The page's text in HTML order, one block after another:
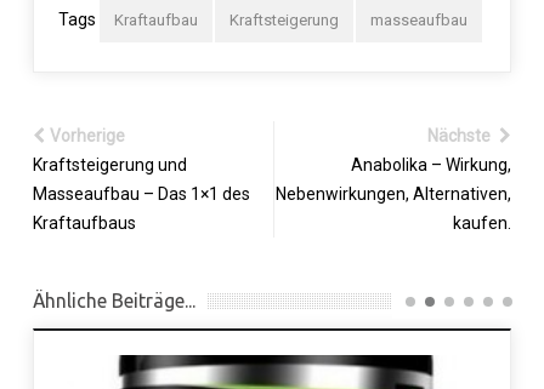
Tags Kraftaufbau Kraftsteigerung masseaufbau
Vorherige
Kraftsteigerung und
Masseaufbau – Das 1×1 des
Kraftaufbaus
Nächste
Anabolika – Wirkung,
Nebenwirkungen, Alternativen,
kaufen.
Ähnliche Beiträge...